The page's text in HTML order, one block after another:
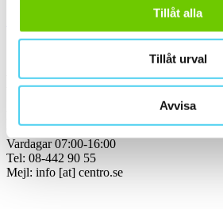
Tillåt alla
Tillåt urval
Avvisa
Kakel, klinker, mosaik och granitkeramik →
Kontakt
Öppettider:
Vardagar 07:00-16:00
Tel: 08-442 90 55
Mejl: info [at] centro.se